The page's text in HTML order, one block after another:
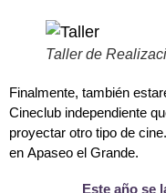
Taller de
Finalmente, también
Cineclub independiente
proyectar otro tipo de
en Apaseo el Grande.
Este año se